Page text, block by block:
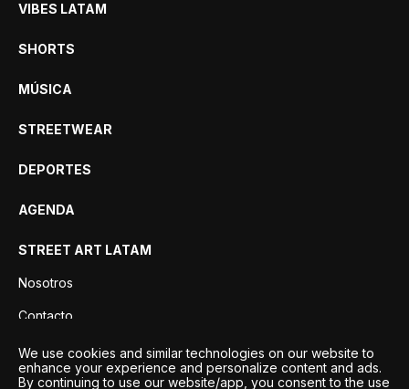
VIBES LATAM
SHORTS
MÚSICA
STREETWEAR
DEPORTES
AGENDA
STREET ART LATAM
Nosotros
Contacto
Privacidad
We use cookies and similar technologies on our website to
enhance your experience and personalize content and ads.
By continuing to use our website/app, you consent to the use